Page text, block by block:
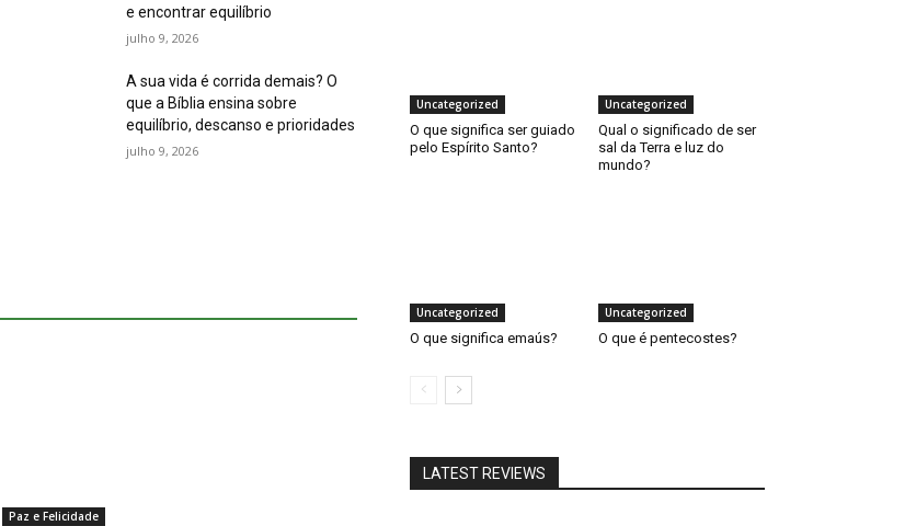
e encontrar equilíbrio
julho 9, 2026
A sua vida é corrida demais? O
que a Bíblia ensina sobre
equilíbrio, descanso e prioridades
julho 9, 2026
Paz e Felicidade
Uncategorized
O que significa ser guiado
pelo Espírito Santo?
Uncategorized
Qual o significado de ser
sal da Terra e luz do
mundo?
Uncategorized
O que significa emaús?
Uncategorized
O que é pentecostes?
LATEST REVIEWS